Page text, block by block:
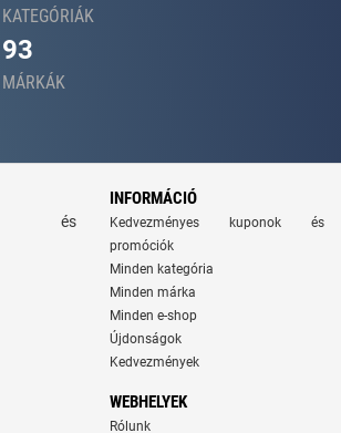
KATEGÓRIÁK
93
MÁRKÁK
és
INFORMÁCIÓ
Kedvezményes kuponok és
promóciók
Minden kategória
Minden márka
Minden e-shop
Újdonságok
Kedvezmények
WEBHELYEK
Rólunk